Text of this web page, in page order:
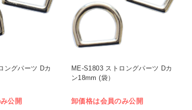
ングパーツ Dカ
公開
ME-S1803 ストロングパーツ Dカ
ン18mm (袋）
卸価格は会員のみ公開